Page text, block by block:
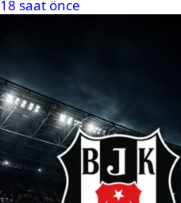
18 saat önce